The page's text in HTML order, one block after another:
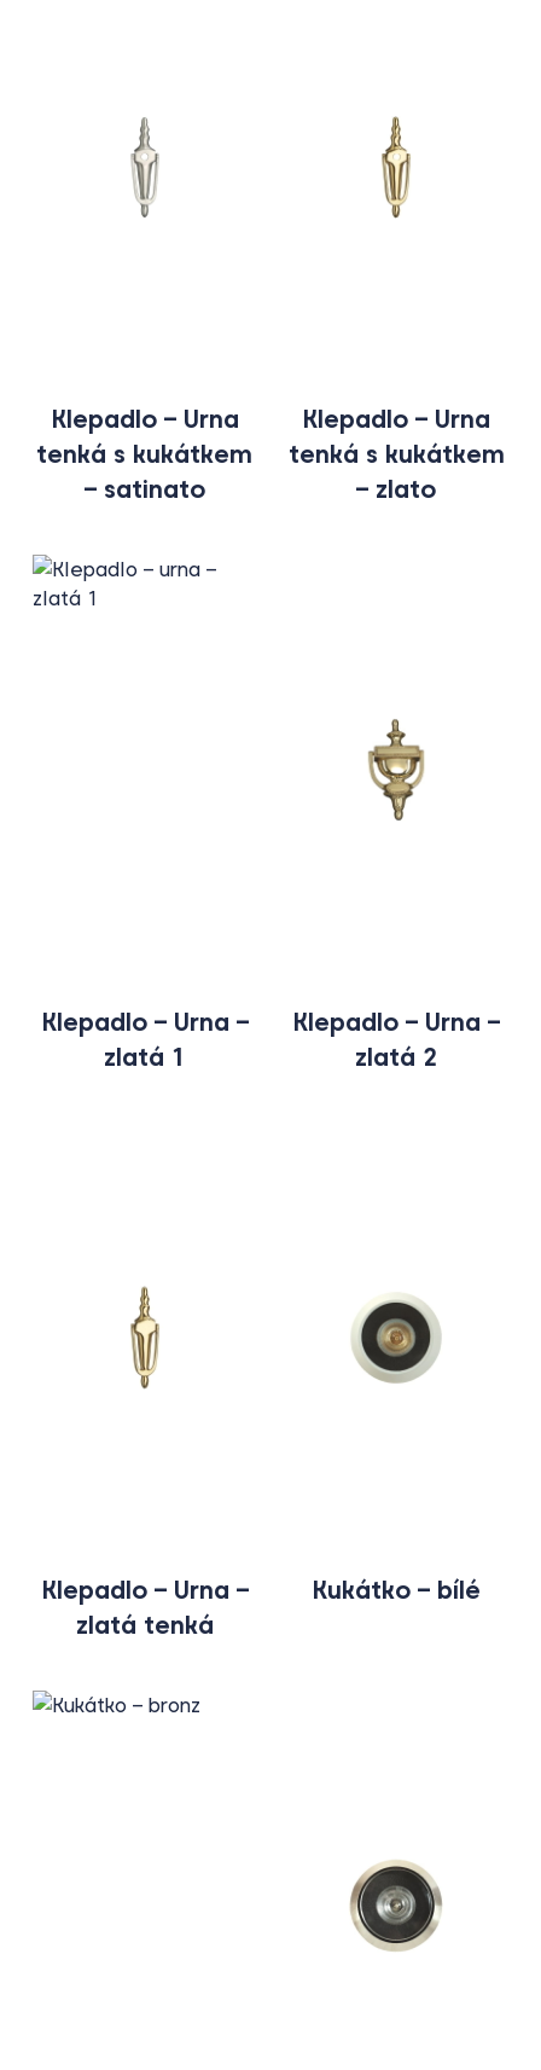
Klepadlo – Urna
tenká s kukátkem
– satinato
Klepadlo – Urna
tenká s kukátkem
– zlato
Klepadlo – Urna –
zlatá 1
Klepadlo – Urna –
zlatá 2
Klepadlo – Urna –
zlatá tenká
Kukátko – bílé